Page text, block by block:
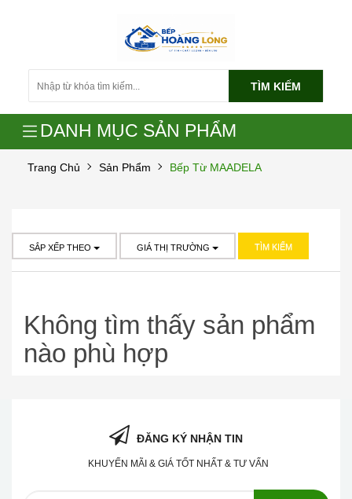
TÌM KIẾM
DANH MỤC SẢN PHẨM
Trang Chủ Sản Phẩm Bếp Từ MAADELA
SẮP XẾP THEO GIÁ THỊ TRƯỜNG TÌM KIẾM
Không tìm thấy sản phẩm
nào phù hợp
ĐĂNG KÝ NHẬN TIN
KHUYẾN MÃI & GIÁ TỐT NHẤT & TƯ VẤN